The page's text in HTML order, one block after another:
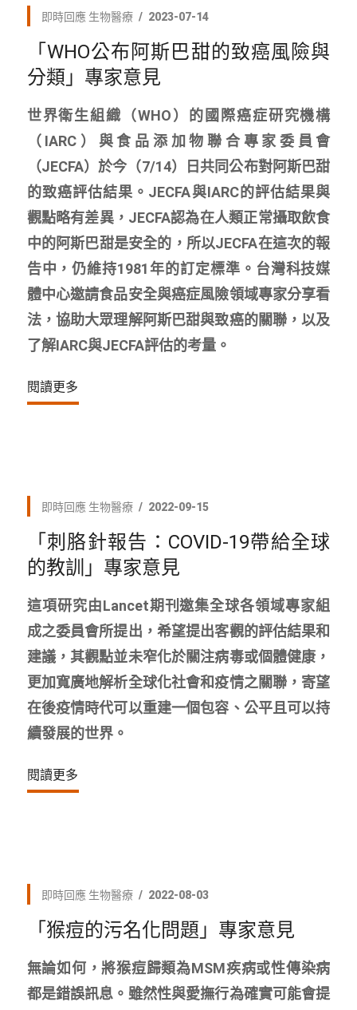
即時回應 生物醫療 2023-07-14
「WHO公布阿斯巴甜的致癌風險與
分類」專家意見
世界衛生組織（WHO）的國際癌症研究機構
（IARC）與食品添加物聯合專家委員會
（JECFA）於今（7/14）日共同公布對阿斯巴甜
的致癌評估結果。JECFA與IARC的評估結果與
觀點略有差異，JECFA認為在人類正常攝取飲食
中的阿斯巴甜是安全的，所以JECFA在這次的報
告中，仍維持1981年的訂定標準。台灣科技媒
體中心邀請食品安全與癌症風險領域專家分享看
法，協助大眾理解阿斯巴甜與致癌的關聯，以及
了解IARC與JECFA評估的考量。
閱讀更多
即時回應 生物醫療 2022-09-15
「刺胳針報告：COVID-19帶給全球
的教訓」專家意見
這項研究由Lancet期刊邀集全球各領域專家組
成之委員會所提出，希望提出客觀的評估結果和
建議，其觀點並未窄化於關注病毒或個體健康，
更加寬廣地解析全球化社會和疫情之關聯，寄望
在後疫情時代可以重建一個包容、公平且可以持
續發展的世界。
閱讀更多
即時回應 生物醫療 2022-08-03
「猴痘的污名化問題」專家意見
無論如何，將猴痘歸類為MSM疾病或性傳染病
都是錯誤訊息。雖然性與愛撫行為確實可能會提